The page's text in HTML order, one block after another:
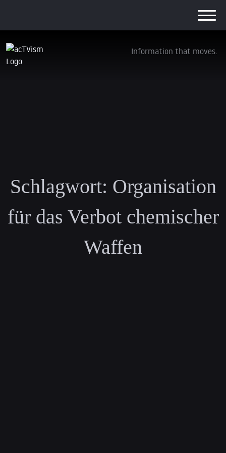
Information that moves.
Schlagwort: Organisation
für das Verbot chemischer
Waffen